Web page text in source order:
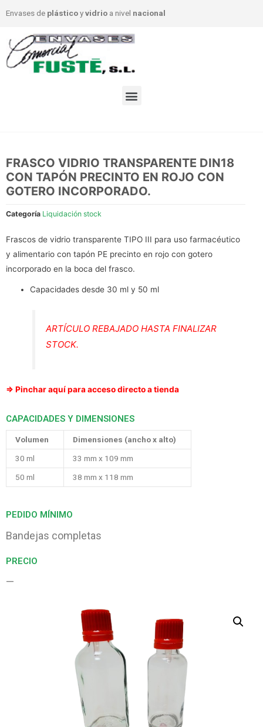
Envases de plásticoyvidrio a nivel nacional
FRASCO VIDRIO TRANSPARENTE DIN18
CON TAPÓN PRECINTO EN ROJO CON
GOTERO INCORPORADO.
Categoría Liquidación stock
Frascos de vidrio transparente TIPO III para uso farmacéutico
y alimentario con tapón PE precinto en rojo con gotero
incorporado en la boca del frasco.
Capacidades desde 30 ml y 50 ml
ARTÍCULO REBAJADO HASTA FINALIZAR
STOCK.
⇒ Pinchar aquí para acceso directo a tienda
CAPACIDADES Y DIMENSIONES
Volumen
Dimensiones (ancho x alto)
30 ml
33 mm x 109 mm
50 ml
38 mm x 118 mm
PEDIDO MÍNIMO
Bandejas completas
PRECIO
—